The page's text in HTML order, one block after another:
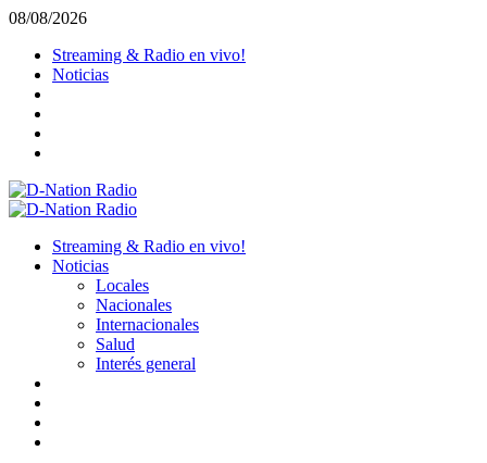
Saltar
contenido
08/08/2026
Streaming & Radio en vivo!
Noticias
Menú
Streaming & Radio en vivo!
Noticias
Locales
Nacionales
Internacionales
Salud
Interés general